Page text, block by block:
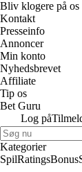
Bliv klogere på os
Kontakt
Presseinfo
Annoncer
Min konto
Nyhedsbrevet
Affiliate
Tip os
Bet Guru
Log på
Kategorier
SpilRatingsBonus